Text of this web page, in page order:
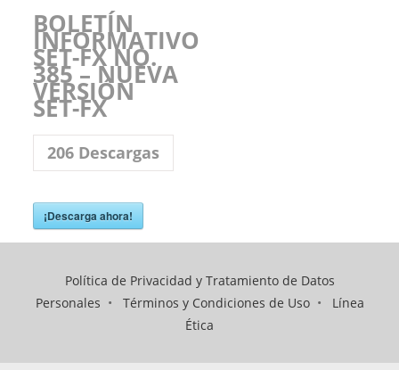
BOLETÍN
INFORMATIVO
SET-FX NO.
385 – NUEVA
VERSIÓN
SET-FX
206Descargas
¡Descarga ahora!
Política de Privacidad y Tratamiento de Datos
Personales • Términos y Condiciones de Uso• Línea
Ética